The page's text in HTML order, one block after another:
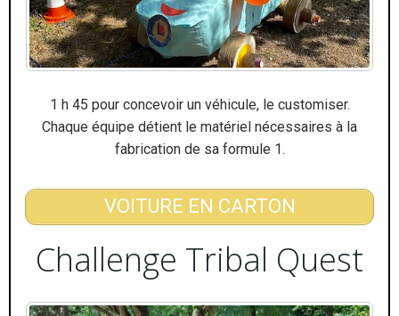
1 h 45 pour concevoir un véhicule, le customiser.
Chaque équipe détient le matériel nécessaires à la
fabrication de sa formule 1.
VOITURE EN CARTON
Challenge Tribal Quest